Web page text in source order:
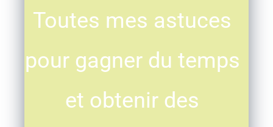
Toutes mes astuces
pour gagner du temps
et obtenir des